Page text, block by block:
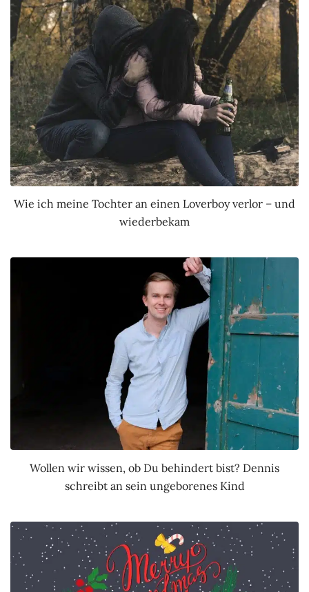
Wie ich meine Tochter an einen Loverboy verlor – und
wiederbekam
Wollen wir wissen, ob Du behindert bist? Dennis
schreibt an sein ungeborenes Kind